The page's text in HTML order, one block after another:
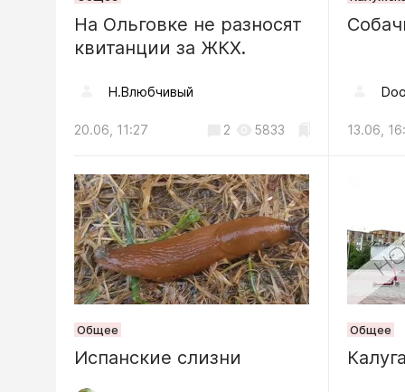
В
жилого
04.08, 18:19
ФСБ
На Ольговке не разносят
квитанции за ЖКХ.
Н.Влюбчивый
20.06, 11:27 2 5833 13.06,
Общее
Испанские слизни
Общее